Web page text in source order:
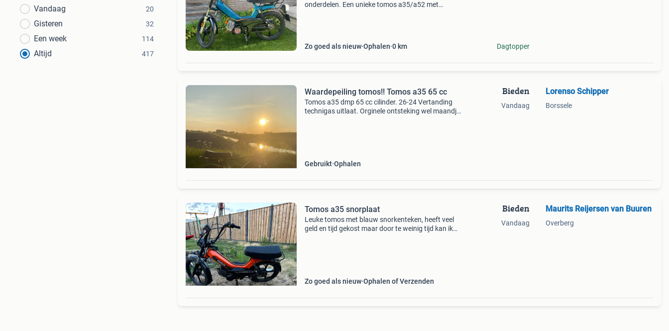
Vandaag
20
Gisteren 32
Een week 114
Altijd 417
onderdelen. Een unieke tomos a35/a52 met
Zo goed als nieuw Ophalen 0 km Dagtopper
Waardepeiling tomos!! Tomos a35 65 cc
Tomos a35 dmp 65 cc cilinder. 26-24 Vertanding
technigas uitlaat. Orginele ontsteking wel maandje
Gebruikt Ophalen
Bieden
Vandaag
Lorenso Schipper
Borssele
Tomos a35 snorplaat
Leuke tomos met blauw snorkenteken, heeft veel
geld en tijd gekost maar door te weinig tijd kan ik
Zo goed als nieuw Ophalen of Verzenden
Bieden
Vandaag
Maurits Reijersen van Buuren
Overberg